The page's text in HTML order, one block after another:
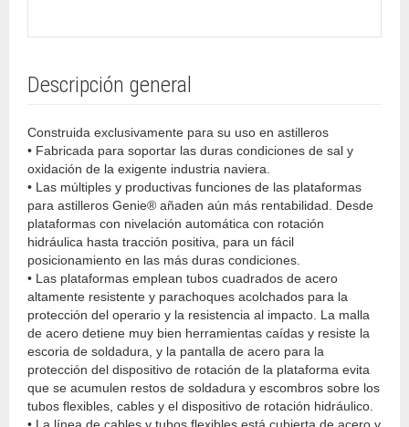
Descripción general
Construida exclusivamente para su uso en astilleros
• Fabricada para soportar las duras condiciones de sal y
oxidación de la exigente industria naviera.
• Las múltiples y productivas funciones de las plataformas
para astilleros Genie® añaden aún más rentabilidad. Desde
plataformas con nivelación automática con rotación
hidráulica hasta tracción positiva, para un fácil
posicionamiento en las más duras condiciones.
• Las plataformas emplean tubos cuadrados de acero
altamente resistente y parachoques acolchados para la
protección del operario y la resistencia al impacto. La malla
de acero detiene muy bien herramientas caídas y resiste la
escoria de soldadura, y la pantalla de acero para la
protección del dispositivo de rotación de la plataforma evita
que se acumulen restos de soldadura y escombros sobre los
tubos flexibles, cables y el dispositivo de rotación hidráulico.